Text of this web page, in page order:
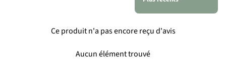
Ce produit n'a pas encore reçu d'avis
Aucun élément trouvé